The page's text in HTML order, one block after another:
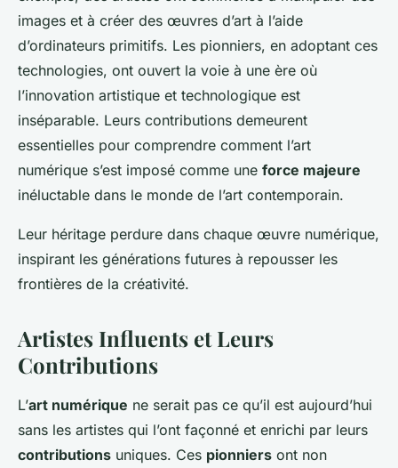
images et à créer des œuvres d’art à l’aide
d’ordinateurs primitifs. Les pionniers, en adoptant ces
technologies, ont ouvert la voie à une ère où
l’innovation artistique et technologique est
inséparable. Leurs contributions demeurent
essentielles pour comprendre comment l’art
numérique s’est imposé comme une force majeure
inéluctable dans le monde de l’art contemporain.
Leur héritage perdure dans chaque œuvre numérique,
inspirant les générations futures à repousser les
frontières de la créativité.
Artistes Influents et Leurs
Contributions
L’art numérique ne serait pas ce qu’il est aujourd’hui
sans les artistes qui l’ont façonné et enrichi par leurs
contributions uniques. Ces pionniers ont non